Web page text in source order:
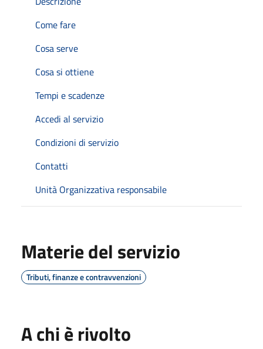
Come fare
Cosa serve
Cosa si ottiene
Tempi e scadenze
Accedi al servizio
Condizioni di servizio
Contatti
Unità Organizzativa responsabile
Materie del servizio
Tributi, finanze e contravvenzioni
A chi è rivolto